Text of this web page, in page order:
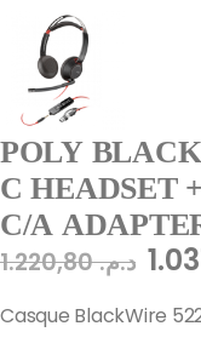
POLY
C HEADSET
C/A
د.م.1.220,80
Casque BlackWire